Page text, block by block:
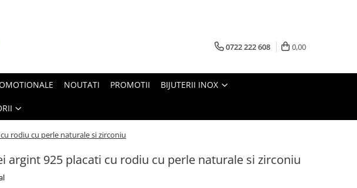
0722 222 608 0,00
NOUTATI PROMOTII BIJUTERII INOX
rodiu cu perle naturale si zirconiu
argint 925 placati cu rodiu cu perle naturale si zirconiu